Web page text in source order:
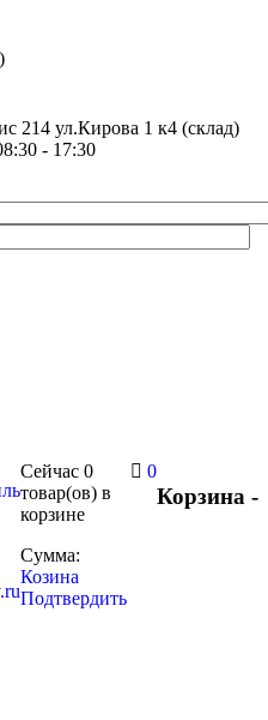
214 ул.Кирова 1 к4 (склад)
- 17:30
Корзина -
0
Сейчас 0
товар(ов) в
корзине
Сумма:
Козина
Подтвердить